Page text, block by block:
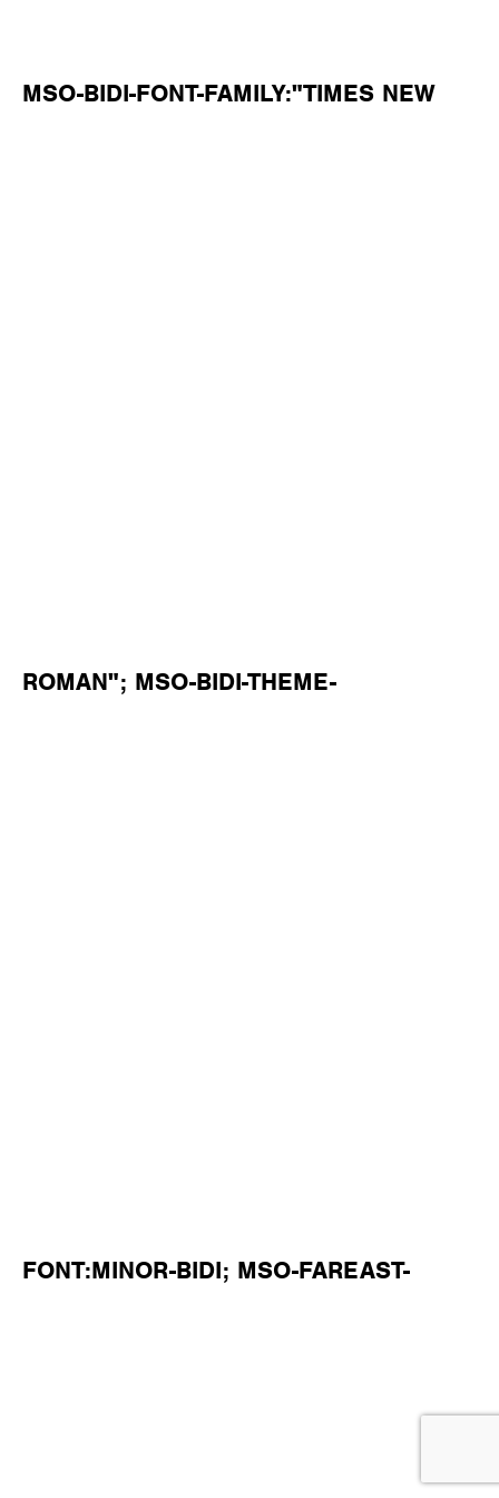
MSO-BIDI-FONT-FAMILY:"TIMES NEW
ROMAN"; MSO-BIDI-THEME-
FONT:MINOR-BIDI; MSO-FAREAST-